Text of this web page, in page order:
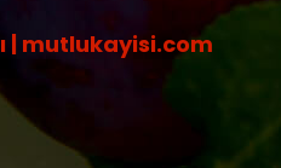
| mutlukayisi.com